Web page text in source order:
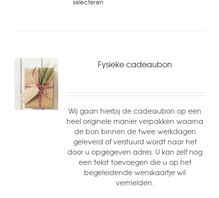
selecteren
Fysieke cadeaubon
Wij gaan hierbij de cadeaubon op een
heel originele manier verpakken waarna
de bon binnen de twee werkdagen
geleverd of verstuurd wordt naar het
door u opgegeven adres. U kan zelf nog
een tekst toevoegen die u op het
begeleidende wenskaartje wil
vermelden.